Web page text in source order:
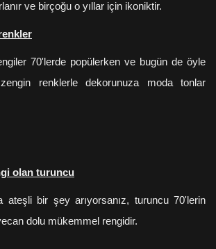
ve birçoğu o yıllar için ikoniktir.
70'lerde popülerken ve bugün de öyle
renklerle dekorunuza moda tonlar
olan turuncu
ateşli bir şey arıyorsanız, turuncu 70'lerin
dolu mükemmel rengidir.